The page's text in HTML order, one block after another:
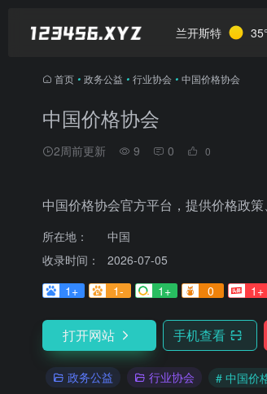
兰开斯特 35°
首页 • 政务公益 • 行业协会 • 中国价格协会
中国价格协会
2周前更新 9 0 0
中国价格协会官方平台，提供价格政策
所在地：
中国
收录时间：
2026-07-05
1+
1- 1+ 0 1+
打开网站 手机查看
政务公益 行业协会 # 中国价